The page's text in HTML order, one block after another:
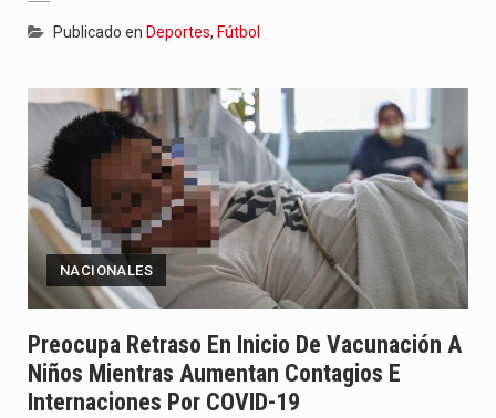
Publicado en Deportes, Fútbol
NACIONALES
Preocupa Retraso En Inicio De Vacunación A
Niños Mientras Aumentan Contagios E
Internaciones Por COVID-19